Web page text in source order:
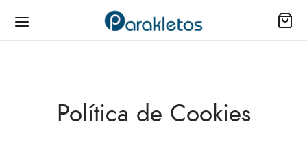
Política de Cookies